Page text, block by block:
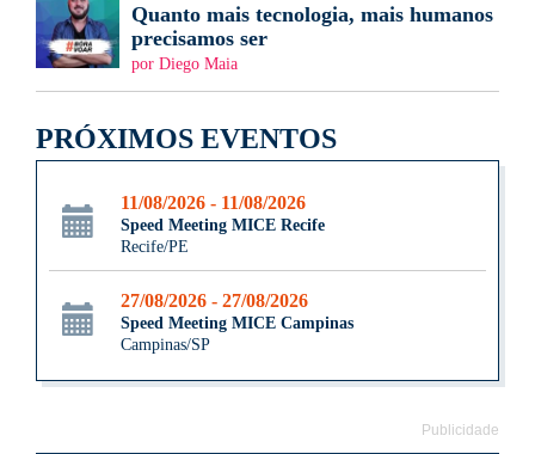
Quanto mais tecnologia, mais humanos
precisamos ser
por Diego Maia
PRÓXIMOS EVENTOS
11/08/2026 - 11/08/2026
Speed Meeting MICE Recife
Recife/PE
27/08/2026 - 27/08/2026
Speed Meeting MICE Campinas
Campinas/SP
Publicidade